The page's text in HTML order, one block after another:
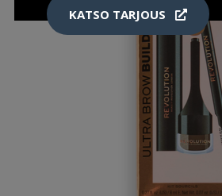
KATSO TARJOUS